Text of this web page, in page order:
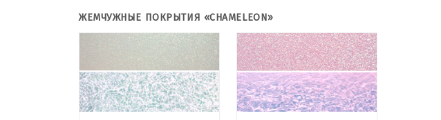
ЖЕМЧУЖНЫЕ ПОКРЫТИЯ «CHAMELEON»